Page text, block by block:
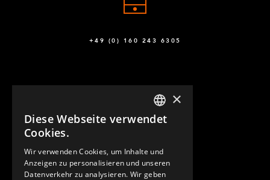
+49 (0) 160 243 6305
KONTAKT
ENGLISH
×
Diese Webseite verwendet
Cookies.
Wir verwenden Cookies, um Inhalte und
Anzeigen zu personalisieren und unseren
Datenverkehr zu analysieren. Wir geben